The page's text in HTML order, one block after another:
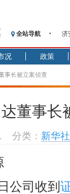
全站导航
济
【
济
在
基
况 政策
事长被立案侦查
董事长
分类： 新华
公司收到